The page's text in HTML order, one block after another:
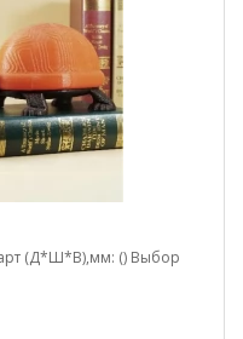
(Д*Ш*В),мм: () Выбор